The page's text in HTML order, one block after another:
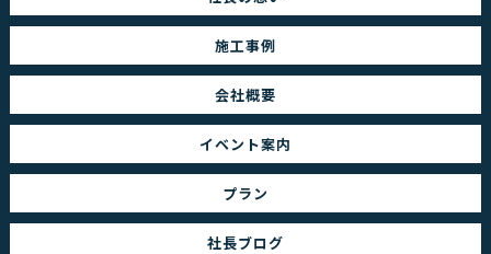
施工事例
会社概要
イベント案内
プラン
社長ブログ